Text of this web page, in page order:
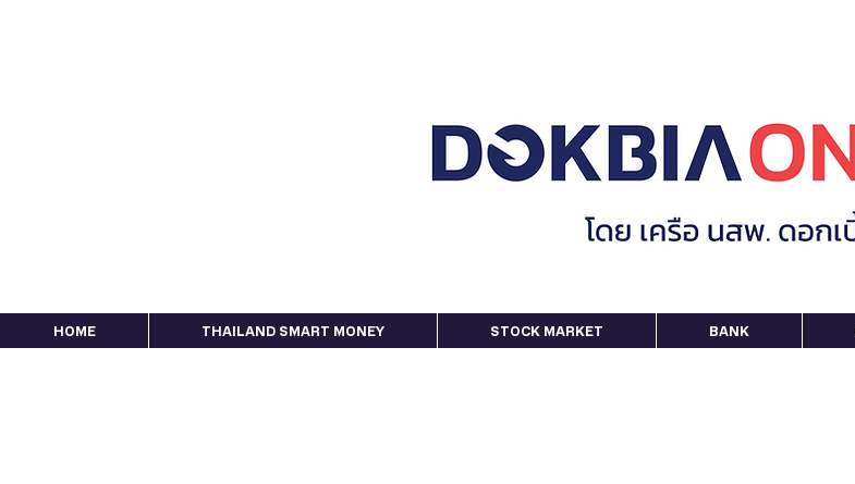
HOME THAILAND SMART MONEY STOCK MARKET BANK